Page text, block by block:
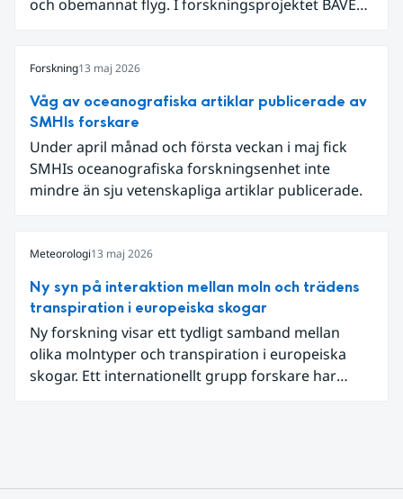
och obemannat flyg. I forskningsprojektet BÄVER
som möter dessa behov. Drygt halvvägs in i
projektet har projektets intressenter samlats för
en andra workshop som gav värdefulla insikter.
Forskning13 maj 2026
Våg av oceanografiska artiklar publicerade av
SMHIs forskare
Under april månad och första veckan i maj fick
SMHIs oceanografiska forskningsenhet inte
mindre än sju vetenskapliga artiklar publicerade.
Meteorologi13 maj 2026
Ny syn på interaktion mellan moln och trädens
transpiration i europeiska skogar
Ny forskning visar ett tydligt samband mellan
olika molntyper och transpiration i europeiska
skogar. Ett internationellt grupp forskare har